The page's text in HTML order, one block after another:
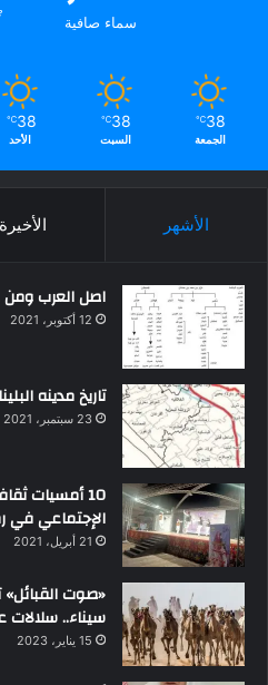
سماء صافية
38
℃
الجمعة
38
℃
السبت
38
℃
الأحد
الأشهر الأخيرة
اصل العرب
12 أكتوبر، 2021
تاريخ مدينه
23 سبتمبر، 2021
10 أمسيات
الإجتماعي في
21 أبريل، 2021
«صوت
سيناء.. سلالات
15 يناير، 2023